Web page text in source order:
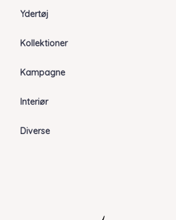
Ydertøj
Kollektioner
Kampagne
Interiør
Diverse